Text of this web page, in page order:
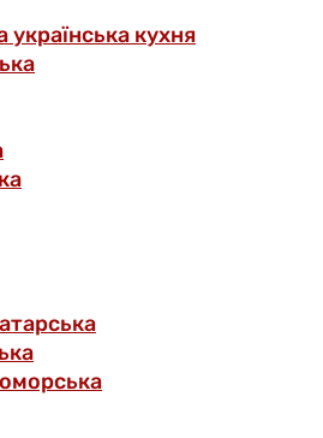
українська кухня